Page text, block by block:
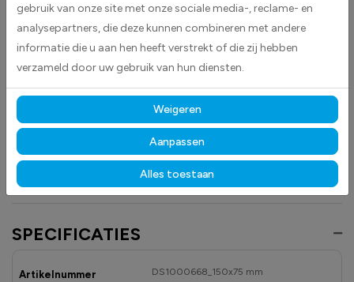
Gemaakt van hoogwaardige high-tack folie, hechten deze
stickers betrouwbaar op vrijwel elk oppervlak.Dankzij de
duurzame materialen blijven ze langdurig zichtbaar en goed leesbaar,
zowel binnen als buiten, bestand tegen licht, vocht en dagelijks gebruik.
Ontdek ook onze andere - en
voor duidelijke en
conforme productinformatie.
SPECIFICATIES
Artikelnummer DS1000668_150x75 mm
gebruik van onze site met onze sociale media-, reclame- en
analysepartners, die deze kunnen combineren met andere
informatie die u aan hen heeft verstrekt of die zij hebben
verzameld door uw gebruik van hun diensten.
Weigeren
Aanpassen
Alles toestaan